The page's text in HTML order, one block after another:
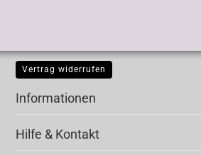
Vertrag widerrufen
Informationen
Hilfe & Kontakt